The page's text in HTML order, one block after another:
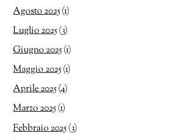
Agosto 2025(1)
Luglio 2025(3)
Giugno 2025(1)
Maggio 2025(1)
Aprile 2025(4)
Marzo 2025(1)
Febbraio 2025(3)